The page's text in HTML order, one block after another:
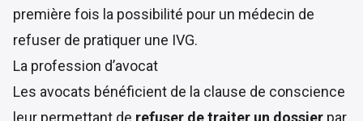
première fois la possibilité pour un médecin de
refuser de pratiquer une IVG.
La profession d’avocat
Les avocats bénéficient de la clause de conscience
leur permettant de refuser de traiter un dossier par